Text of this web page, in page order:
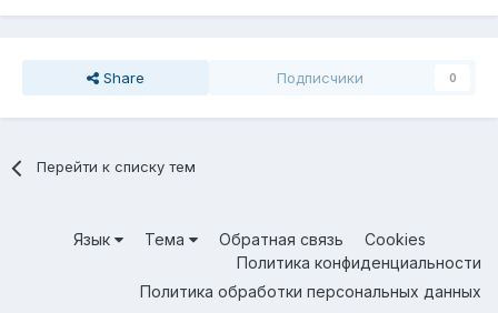
Share Подписчики 0
Перейти к списку тем
Язык Тема Обратная связь
Cookies
Политика конфиденциальности
Политика обработки персональных данных